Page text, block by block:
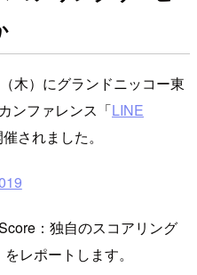
木）にグランドニッコー東
ンファレンス「LINE
されました。
：独自のスコアリング
レポートします。